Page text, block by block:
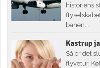
historiens
banen...
Kastrup
Så er det
flyvetur.